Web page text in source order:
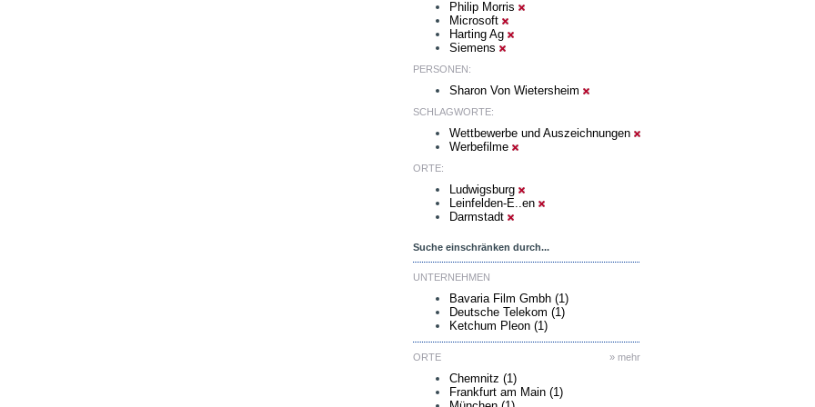
Philip Morris
Microsoft
Harting Ag
Siemens
PERSONEN:
Sharon Von Wietersheim
SCHLAGWORTE:
Wettbewerbe und Auszeichnungen
Werbefilme
ORTE:
Ludwigsburg
Leinfelden-E..en
Darmstadt
Suche einschränken durch...
UNTERNEHMEN
Bavaria Film Gmbh (1)
Deutsche Telekom (1)
Ketchum Pleon (1)
» mehr
ORTE
Chemnitz (1)
Frankfurt am Main (1)